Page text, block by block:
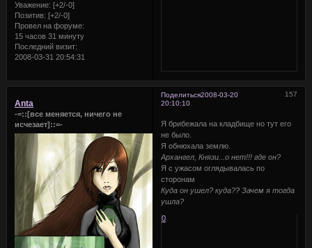
Уважение: [+2/-0]
Позитив: [+2/-0]
Провел на форуме:
15 часов 31 минуту
Последний визит:
2008-03-31 20:54:31
Поделиться 157
2008-03-20
20:10:10
Anta
-=::[все меняется, ничего не
исчезает]::=-
Я брибежала на кладбище но тут его
не было.
Я обнюхала землю.
Архангел, Князи...о нет!!! где он?
Я с ужасом оглядывалась по
сторонам
Куда он ушел? куда?? Зачем я тогда
ушла?
0